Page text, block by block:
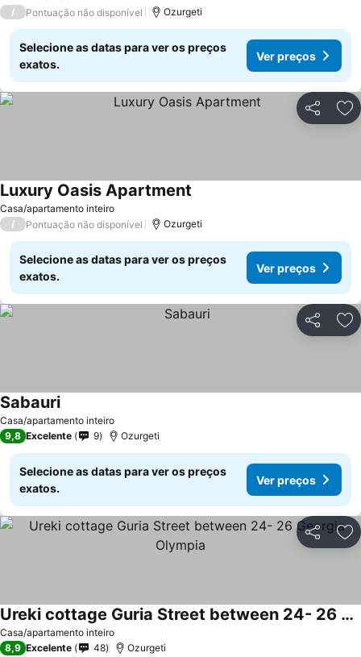
/
Pontuação não disponível Ozurgeti
Selecione as datas para ver os preços
exatos.
Ver preços
Partilhar
Casa/apartamento inteiro
Luxury Oasis Apartment
/ Pontuação não disponível Ozurgeti
Selecione as datas para ver os preços
exatos.
Ver preços
Partilhar
Casa/apartamento inteiro
Sabauri
9,8 Excelente 9 Ozurgeti
Selecione as datas para ver os preços
exatos.
Ver preços
Partilhar
Casa/apartamento inteiro
Ureki cottage Guria Street between 24- 26 Georgia Olympia
8,9 Excelente 48 Ozurgeti